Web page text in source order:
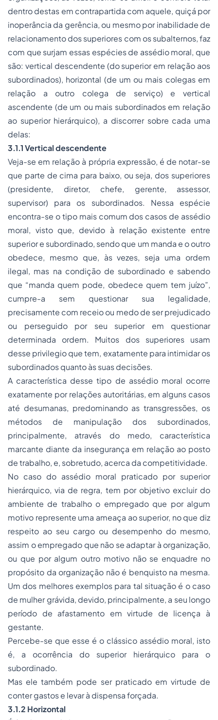
dentro destas em contrapartida com aquele, quiçá por
inoperância da gerência, ou mesmo por inabilidade de
relacionamento dos superiores com os subalternos, faz
com que surjam essas espécies de assédio moral, que
são: vertical descendente (do superior em relação aos
subordinados), horizontal (de um ou mais colegas em
relação a outro colega de serviço) e vertical
ascendente (de um ou mais subordinados em relação
ao superior hierárquico), a discorrer sobre cada uma
delas:
3.1.1 Vertical descendente
Veja-se em relação à própria expressão, é de notar-se
que parte de cima para baixo, ou seja, dos superiores
(presidente, diretor, chefe, gerente, assessor,
supervisor) para os subordinados. Nessa espécie
encontra-se o tipo mais comum dos casos de assédio
moral, visto que, devido à relação existente entre
superior e subordinado, sendo que um manda e o outro
obedece, mesmo que, às vezes, seja uma ordem
ilegal, mas na condição de subordinado e sabendo
que “manda quem pode, obedece quem tem juízo”,
cumpre-a sem questionar sua legalidade,
precisamente com receio ou medo de ser prejudicado
ou perseguido por seu superior em questionar
determinada ordem. Muitos dos superiores usam
desse privilegio que tem, exatamente para intimidar os
subordinados quanto às suas decisões.
A característica desse tipo de assédio moral ocorre
exatamente por relações autoritárias, em alguns casos
até desumanas, predominando as transgressões, os
métodos de manipulação dos subordinados,
principalmente, através do medo, característica
marcante diante da insegurança em relação ao posto
de trabalho, e, sobretudo, acerca da competitividade.
No caso do assédio moral praticado por superior
hierárquico, via de regra, tem por objetivo excluir do
ambiente de trabalho o empregado que por algum
motivo represente uma ameaça ao superior, no que diz
respeito ao seu cargo ou desempenho do mesmo,
assim o empregado que não se adaptar à organização,
ou que por algum outro motivo não se enquadre no
propósito da organização não é benquisto na mesma.
Um dos melhores exemplos para tal situação é o caso
de mulher grávida, devido, principalmente, a seu longo
período de afastamento em virtude de licença à
gestante.
Percebe-se que esse é o clássico assédio moral, isto
é, a ocorrência do superior hierárquico para o
subordinado.
Mas ele também pode ser praticado em virtude de
conter gastos e levar à dispensa forçada.
3.1.2 Horizontal